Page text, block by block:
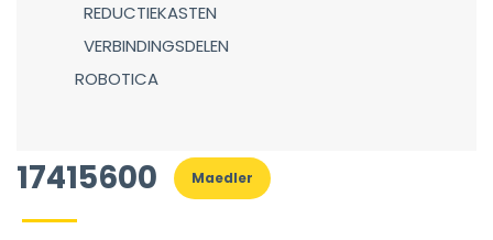
REDUCTIEKASTEN
VERBINDINGSDELEN
ROBOTICA
17415600 Maedler